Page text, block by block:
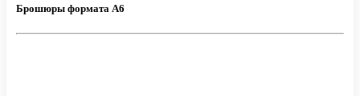
Брошюры формата А6